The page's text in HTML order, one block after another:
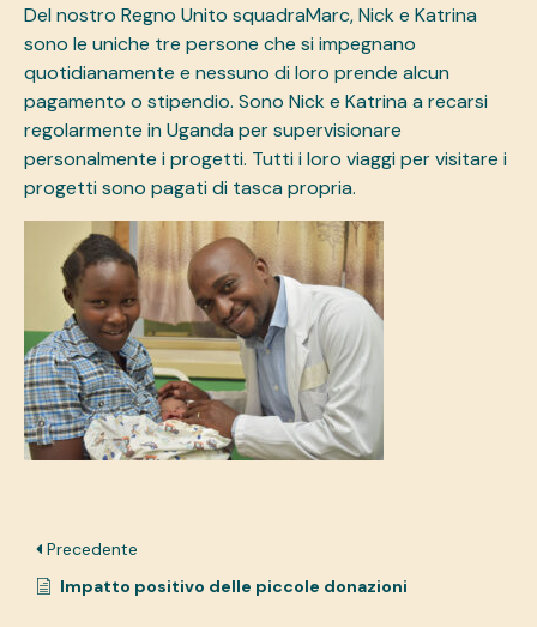
Del nostro Regno Unito squadraMarc, Nick e Katrina
sono le uniche tre persone che si impegnano
quotidianamente e nessuno di loro prende alcun
pagamento o stipendio. Sono Nick e Katrina a recarsi
regolarmente in Uganda per supervisionare
personalmente i progetti. Tutti i loro viaggi per visitare i
progetti sono pagati di tasca propria.
Precedente
Impatto positivo delle piccole donazioni